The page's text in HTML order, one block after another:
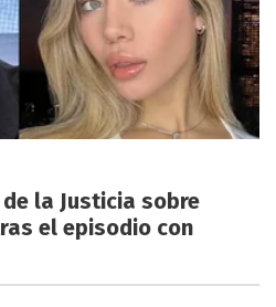
la Justicia sobre
el episodio con